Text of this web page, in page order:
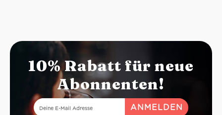
10% Rabatt für neue
Abonnenten!